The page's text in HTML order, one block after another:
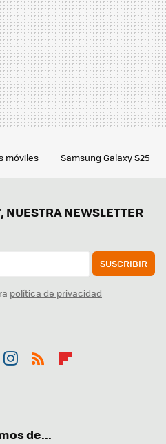
móviles Samsung Galaxy S25
NEWSLETTER
SUSCRIBIR
política de privacidad
de...